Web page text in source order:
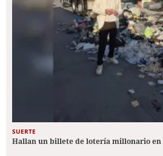
SUERTE
Hallan un billete de lotería millonario